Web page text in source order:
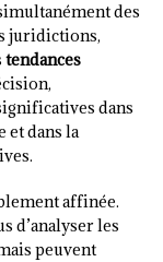
des
juridictions,
tendances
dans
et dans la
affinée.
d’analyser les
peuvent